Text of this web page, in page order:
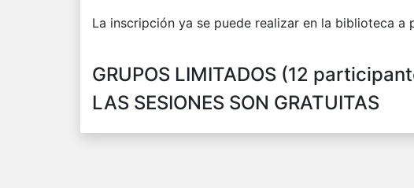
La inscripción ya se puede realizar en la biblioteca a
GRUPOS LIMITADOS (12
LAS SESIONES SON GRATUITAS